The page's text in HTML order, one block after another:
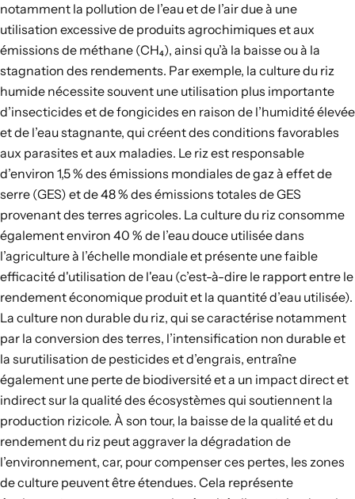
notamment la pollution de l’eau et de l’air due à une
utilisation excessive de produits agrochimiques et aux
émissions de méthane (CH₄), ainsi qu’à la baisse ou à la
stagnation des rendements. Par exemple, la culture du riz
humide nécessite souvent une utilisation plus importante
d’insecticides et de fongicides en raison de l’humidité élevée
et de l’eau stagnante, qui créent des conditions favorables
aux parasites et aux maladies. Le riz est responsable
d’environ 1,5% des émissions mondiales de gaz à effet de
serre (GES) etde 48 % des émissions totales de GES
provenant des terres agricoles. La culture du riz consomme
également environ 40 % de l’eau douce utilisée dans
l’agriculture à l’échelle mondiale et présente unefaible
efficacité d'utilisation de l'eau (c’est-à-dire le rapport entre le
rendement économique produit et la quantité d’eau utilisée).
La culture non durable du riz, qui se caractérise notamment
par la conversion des terres, l’intensification non durable et
la surutilisation de pesticides et d’engrais, entraîne
également une perte de biodiversité et a un impact direct et
indirect sur la qualité des écosystèmes qui soutiennent la
production rizicole. À son tour, la baisse de la qualité et du
rendement du riz peut aggraver la dégradation de
l’environnement, car, pour compenser ces pertes, les zones
de culture peuvent être étendues. Cela représente